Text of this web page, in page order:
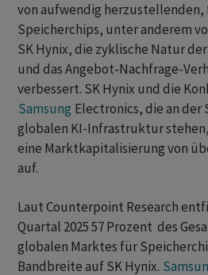
von aufwendig
Speicherchips, unter anderem
SK Hynix, die zyklische Natur
und das Angebot-Nachfrage-
verbessert. SK Hynix und die
Samsung Electronics, die an
globalen KI-Infrastruktur
eine Marktkapitalisierung von
auf.
Laut Counterpoint Research
Quartal 2025 57 Prozent des
globalen Marktes für
Bandbreite auf SK Hynix.